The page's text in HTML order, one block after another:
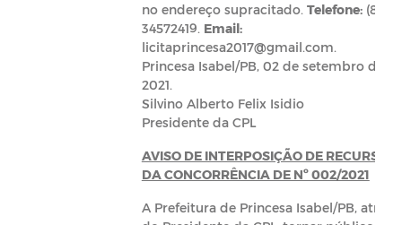
no endereço supracitado. Telefone:(83)
34572419. Email:
licitaprincesa2017@gmail.com.
Princesa Isabel/PB, 02 de setembro de
2021.
Silvino Alberto Felix Isidio
Presidente da CPL
AVISO DE INTERPOSIÇÃO DE RECURSO
DA CONCORRÊNCIA DE Nº 002/2021
A Prefeitura de Princesa Isabel/PB,